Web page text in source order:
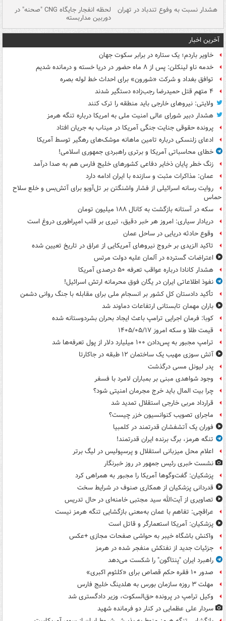
هشدار نسبت به وفوع تندباد در تهران لحظه انفجار جایگاه CNG "صحنه" در
دوربین مداربسته
آخرین اخبار
خاویر باردم؛ یک ستاره در برابر سکوت جهان
خدمه ناو لینکلن: پس از ۸ ماه حضور در دریا خسته و درمانده‌ شدیم
توافق بغداد و شرکت «شورون» برای احداث خط لوله بصره
۴ متهم قتل حمیدرضا رجب‌زاده دستگیر شدند
ولایتی: نیروهای خارجی باید منطقه را ترک کنند
هشدار دبیر شورای عالی امنیت ملی به امریکا درباره تنگه هرمز
پرونده حقوقی جنایت جنگی آمریکا در میناب به جریان افتاد
ادعای زلنسکی درباره تامین ماهانه موشک‌های رهگیر توسط آمریکا
خطای محاسباتی آمریکا و برتری راهبردی جمهوری اسلامی!
زنگ خطر پایان ذخایر دفاعی کشورهای خلیج فارس هم به صدا درآمد
عمان: مذاکرات مثبت و سازنده با ایران ادامه دارد
روایت رسانه اسرائیلی از فشار واشنگتن بر تل‌آویو برای آتش‌بس و خلع سلاح
حماس
سکه در آستانه بازگشت به کانال ۱۸۸ میلیون تومان
دریادار سیاری: امروز هر خبر دقیق، تیری بر قلب امپراطوری دروغ است
وقوع حادثه دریایی در ساحل عمان
تاکید الزیدی بر خروج نیروهای آمریکایی از عراق در تاریخ تعیین شده
اعتراضات گسترده در آلمان علیه دولت مرتس
هشدار کانادا درباره عواقب تعرفه ۵۰ درصدی آمریکا
نفوذ اطلاعاتی ایران در یگان فوق محرمانه ارتش اسرائیل!
تأکید دادستان کل کشور بر انسجام ملی برای مقابله با جنگ روانی دشمن
باران مهمان تابستانی ارتفاعات دماوند شد
کوبا: فرمان اجرایی ترامپ باعث ایجاد بحران بشردوستانه شده
قیمت طلا و سکه امروز ۱۴۰۵/۰۵/۱۷
ترامپ مجبور به پس‌دادن ۱۰۰ میلیارد دلار از پول تعرفه‌ها شد
آتش سوزی مهیب یک ساختمان ۱۲ طبقه در جاکارتا
پدر لیونل مسی درگذشت
وجود شواهدی مبنی بر بمباران لامرد با فسفر
چرا بیت المال باید خرج مجرمان امنیتی شود؟
قرارداد مربی خارجی استقلال تمدید شد
ماجرای تصویب کنوانسیون خزر چیست؟
فوران یک آتشفشان قدرتمند در کلمبیا
تنگه هرمز، برگ برنده ایران قدرتمند!
اعلام محل میزبانی استقلال و پرسپولیس در لیگ برتر
نشست خبری رئیس جمهور در روز خبرنگار
پزشکیان: گفت‌وگوها آمریکا را مجبور به همراهی کرد
قدردانی پزشکیان از همکاری صنوف در شرایط سخت
تصاویری از آیت‌الله سید مجتبی خامنه‌ای در حال تدریس
عراقچی: تفاهم با عمان به‌معنی بازگشایی تنگه هرمز نیست
پزشکیان: آمریکا استعمارگر و قاتل است
واکنش باشگاه خیبر به حواشی صفحات مجازی +عکس
جزئیات جدید از نفتکش منفجر شده در هرمز
راهبرد ایران "پنتاگون" را شکست می‌دهد
صدور ۱۰ فقره حکم قصاص برای «کلثوم اکبری»
مهلت ۳ روزه سازمان بورس به هلدینگ خلیج فارس
وکیل ترامپ در پرونده حق‌السکوت، وزیر دادگستری شد
سردار علی عظمایی در کنار دو فرمانده شهید